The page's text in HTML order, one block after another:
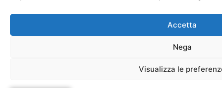
Accetta
Nega
Visualizza le